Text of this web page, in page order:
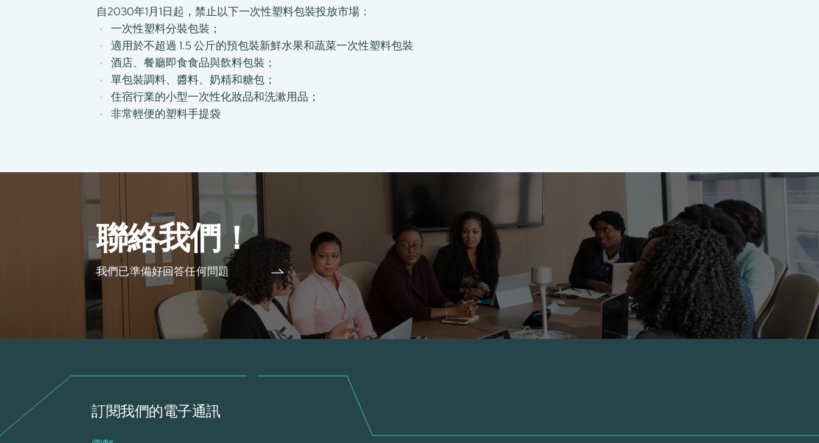
自2030年1月1日起，禁止以下一次性塑料包裝投放市場：
一次性塑料分裝包裝；
適用於不超過 1.5 公斤的預包裝新鮮水果和蔬菜一次性塑料包裝
酒店、餐廳即食食品與飲料包裝；
單包裝調料、醬料、奶精和糖包；
住宿行業的小型一次性化妝品和洗漱用品；
非常輕便的塑料手提袋
聯絡我們！
我們已準備好回答任何問題
訂閱我們的電子通訊